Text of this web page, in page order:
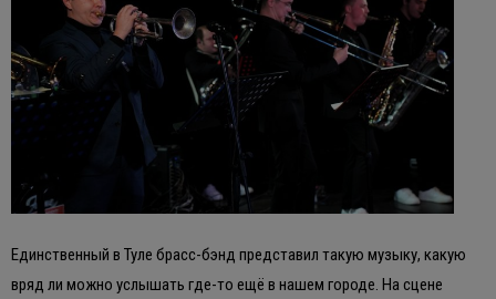
Единственный в Туле брасс-бэнд представил такую музыку, какую
вряд ли можно услышать где-то ещё в нашем городе. На сцене